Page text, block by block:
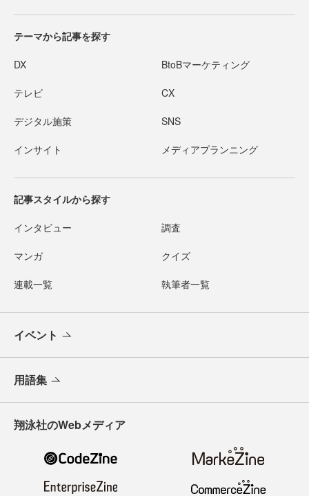
テーマから記事を探す
DX BtoBマーケティング
テレビ CX
デジタル施策 SNS
インサイト メディアプランニング
記事スタイルから探す
インタビュー 調査
マンガ クイズ
連載一覧 執筆者一覧
イベント
用語集
翔泳社のWebメディア